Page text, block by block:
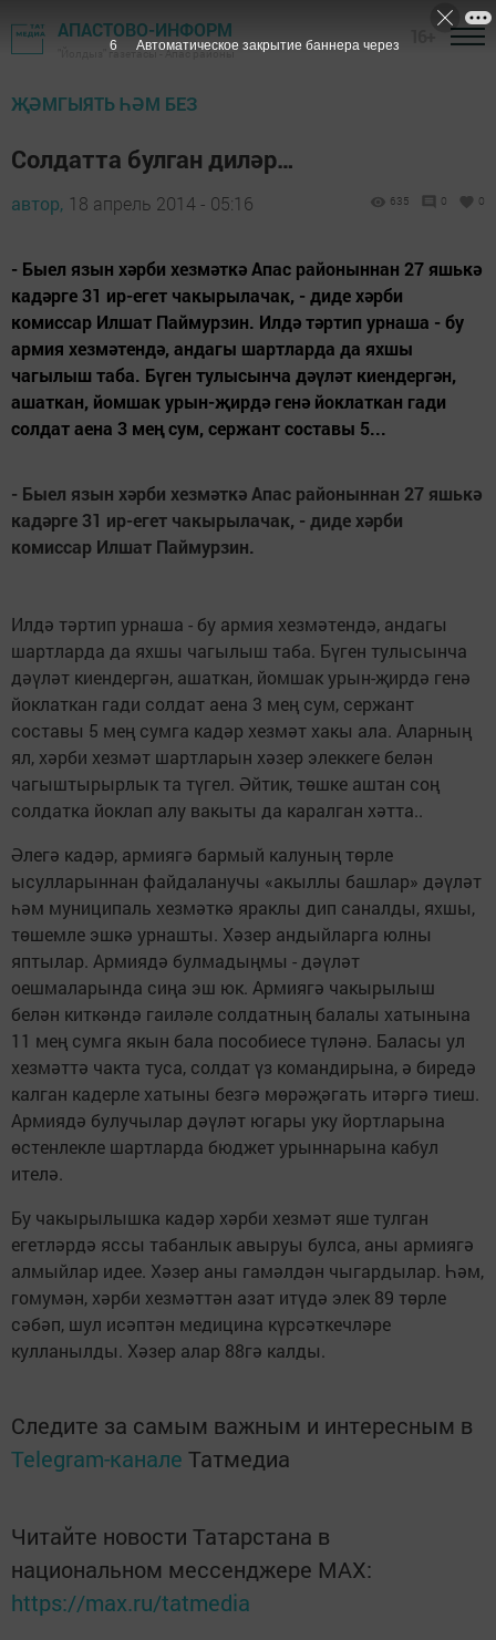
АПАСТОВО-ИНФОРМ
"Йолдыз" газетасы - Апас районы
ҖӘМГЫЯТЬ ҺӘМ БЕЗ
Солдатта булган диләр…
автор, 18 апрель 2014 - 05:16 635 0 0
- Быел язын хәрби хезмәткә Апас районыннан 27 яшькә
кадәрге 31 ир-егет чакырылачак, - диде хәрби
комиссар Илшат Паймурзин. Илдә тәртип урнаша - бу
армия хезмәтендә, андагы шартларда да яхшы
чагылыш таба. Бүген тулысынча дәүләт киендергән,
ашаткан, йомшак урын-җирдә генә йоклаткан гади
солдат аена 3 мең сум, сержант составы 5...
- Быел язын хәрби хезмәткә Апас районыннан 27 яшькә
кадәрге 31 ир-егет чакырылачак, - диде хәрби
комиссар Илшат Паймурзин.
Илдә тәртип урнаша - бу армия хезмәтендә, андагы
шартларда да яхшы чагылыш таба. Бүген тулысынча
дәүләт киендергән, ашаткан, йомшак урын-җирдә генә
йоклаткан гади солдат аена 3 мең сум, сержант
составы 5 мең сумга кадәр хезмәт хакы ала. Аларның
ял, хәрби хезмәт шартларын хәзер элеккеге белән
чагыштырырлык та түгел. Әйтик, төшке аштан соң
солдатка йоклап алу вакыты да каралган хәтта..
Әлегә кадәр, армиягә бармый калуның төрле
ысулларыннан файдаланучы «акыллы башлар» дәүләт
һәм муниципаль хезмәткә яраклы дип саналды, яхшы,
төшемле эшкә урнашты. Хәзер андыйларга юлны
яптылар. Армиядә булмадыңмы - дәүләт
оешмаларында сиңа эш юк. Армиягә чакырылыш
белән киткәндә гаиләле солдатның балалы хатынына
11 мең сумга якын бала пособиесе түләнә. Баласы ул
хезмәттә чакта туса, солдат үз командирына, ә биредә
калган кадерле хатыны безгә мөрәҗәгать итәргә тиеш.
Армиядә булучылар дәүләт югары уку йортларына
өстенлекле шартларда бюджет урыннарына кабул
ителә.
Бу чакырылышка кадәр хәрби хезмәт яше тулган
егетләрдә яссы табанлык авыруы булса, аны армиягә
алмыйлар идее. Хәзер аны гамәлдән чыгардылар. Һәм,
гомумән, хәрби хезмәттән азат итүдә элек 89 төрле
сәбәп, шул исәптән медицина күрсәткечләре
кулланылды. Хәзер алар 88гә калды.
Следите за самым важным и интересным в
Telegram-канале Татмедиа
Читайте новости Татарстана в
национальном мессенджере MАХ:
https://max.ru/tatmedia
5 Автоматическое закрытие баннера через